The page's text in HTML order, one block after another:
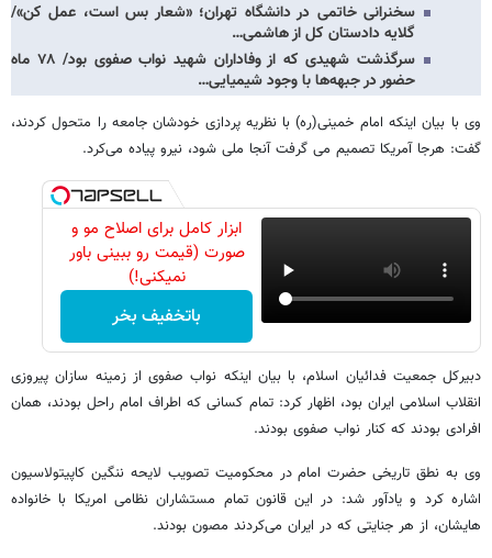
سخنرانی خاتمی در دانشگاه تهران؛ «شعار بس است، عمل کن»/
گلایه دادستان کل از هاشمی…
سرگذشت شهیدی که از وفاداران شهید نواب صفوی بود/ ۷۸ ماه
حضور در جبهه‌ها با وجود شیمیایی…
وی با بیان اینکه امام خمینی(ره) با نظریه پردازی خودشان جامعه را متحول کردند،
گفت: هرجا آمریکا تصمیم می گرفت آنجا ملی شود، نیرو پیاده می‌کرد.
ابزار کامل برای اصلاح مو و
صورت (قیمت رو ببینی باور
نمیکنی!)
باتخفیف بخر
دبیرکل جمعیت فدائیان اسلام، با بیان اینکه نواب صفوی از زمینه سازان پیروزی
انقلاب اسلامی ایران بود، اظهار کرد: تمام کسانی که اطراف امام راحل بودند، همان
افرادی بودند که کنار نواب صفوی بودند.
وی به نطق تاریخی حضرت امام در محکومیت تصویب لایحه ننگین کاپیتولاسیون
اشاره کرد و یادآور شد: در این قانون تمام مستشاران نظامی امریکا با خانواده
هایشان، از هر جنایتی که در ایران می‌کردند مصون بودند.